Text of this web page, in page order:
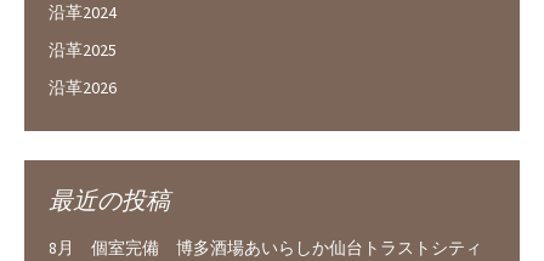
沿革2024
沿革2025
沿革2026
最近の投稿
8月 個室完備 博多酒場あいらしか仙台トラストシティ